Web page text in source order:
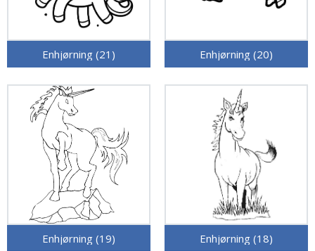
Enhjørning (21) Enhjørning (20)
Enhjørning (19) Enhjørning (18)